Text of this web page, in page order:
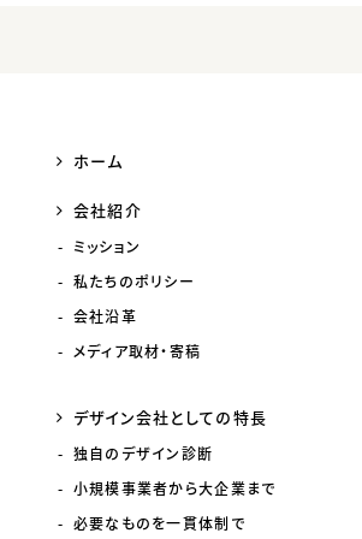
ホーム
会社紹介
ミッション
私たちのポリシー
会社沿革
メディア取材・寄稿
デザイン会社としての特長
独自のデザイン診断
小規模事業者から大企業まで
必要なものを一貫体制で